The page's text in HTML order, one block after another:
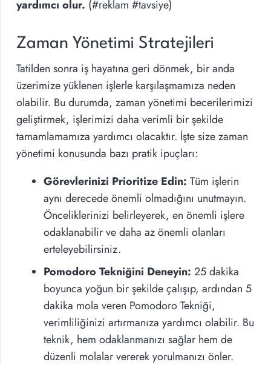
yardımcı olur. (#reklam #tavsiye)
Zaman Yönetimi Stratejileri
Tatilden sonra iş hayatına geri dönmek, bir anda
üzerimize yüklenen işlerle karşılaşmamıza neden
olabilir. Bu durumda, zaman yönetimi becerilerimizi
geliştirmek, işlerimizi daha verimli bir şekilde
tamamlamamıza yardımcı olacaktır. İşte size zaman
yönetimi konusunda bazı pratik ipuçları:
Görevlerinizi Prioritize Edin: Tüm işlerin
aynı derecede önemli olmadığını unutmayın.
Önceliklerinizi belirleyerek, en önemli işlere
odaklanabilir ve daha az önemli olanları
erteleyebilirsiniz.
Pomodoro Tekniğini Deneyin: 25 dakika
boyunca yoğun bir şekilde çalışıp, ardından 5
dakika mola veren Pomodoro Tekniği,
verimliliğinizi artırmanıza yardımcı olabilir. Bu
teknik, hem odaklanmanızı sağlar hem de
düzenli molalar vererek yorulmanızı önler.